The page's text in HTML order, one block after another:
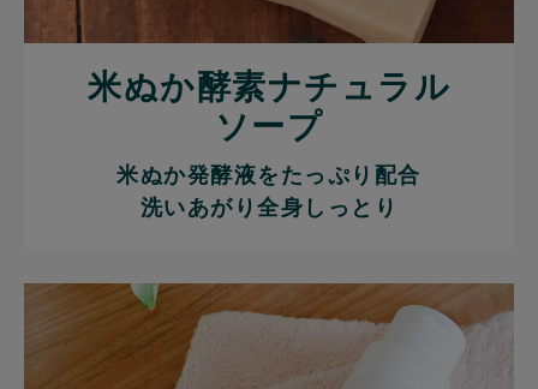
米ぬか酵素ナチュラル
ソープ
米ぬか発酵液をたっぷり配合
洗いあがり全身しっとり